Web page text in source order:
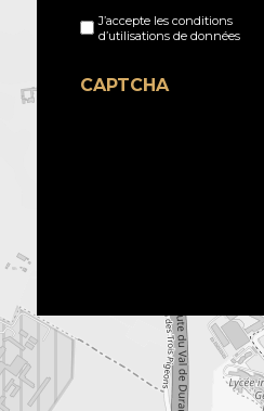
titreJ’accepte les conditions
d’utilisations de données
CAPTCHA